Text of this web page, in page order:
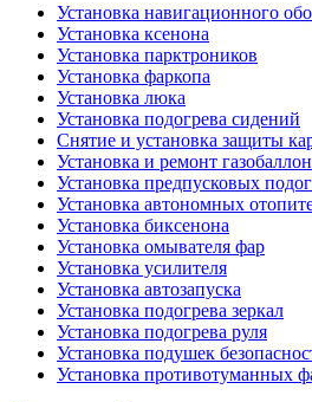
Установка навигационного
Установка ксенона
Установка парктроников
Установка фаркопа
Установка люка
Установка подогрева сидений
Снятие и установка защиты
Установка и ремонт
Установка предпусковых
Установка автономных
Установка биксенона
Установка омывателя фар
Установка усилителя
Установка автозапуска
Установка подогрева зеркал
Установка подогрева руля
Установка подушек
Установка противотуманных